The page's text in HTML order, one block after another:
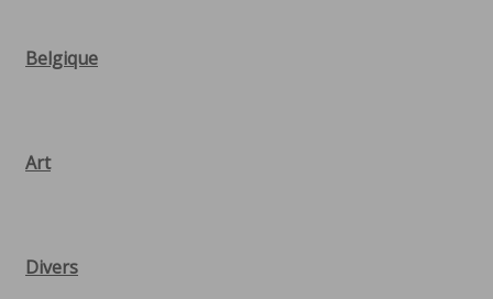
Belgique
Art
Divers